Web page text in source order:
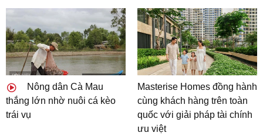
Nông dân Cà Mau
thắng lớn nhờ nuôi cá kèo
trái vụ
Masterise Homes đồng hành
cùng khách hàng trên toàn
quốc với giải pháp tài chính
ưu việt